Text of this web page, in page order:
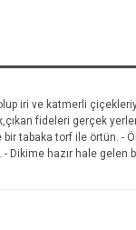
iri ve katmerli
fideleri gerçek
tabaka torf ile örtün. -
Dikime hazır hale gelen